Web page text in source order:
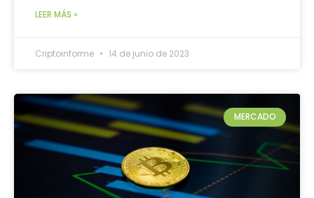
LEER MÁS »
Criptoinforme 14 de junio de 2023
MERCADO